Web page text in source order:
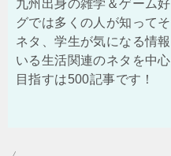
九州出身の雑学＆ゲーム
グでは多くの人が知って
ネタ、学生が気になる情
いる生活関連のネタを中
目指すは500記事です！